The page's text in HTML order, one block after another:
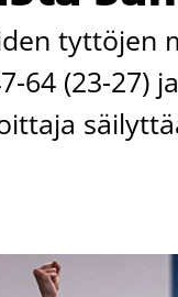
tyttöjen
64 (23-27)